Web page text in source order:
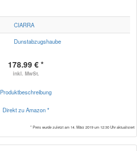
CIARRA
Dunstabzugshaube
178.99 € *
inkl. MwSt.
Produktbeschreibung
Direkt zu Amazon *
* Preis wurde zuletzt am 14. März 2019 um 12:30 Uhr aktualisiert